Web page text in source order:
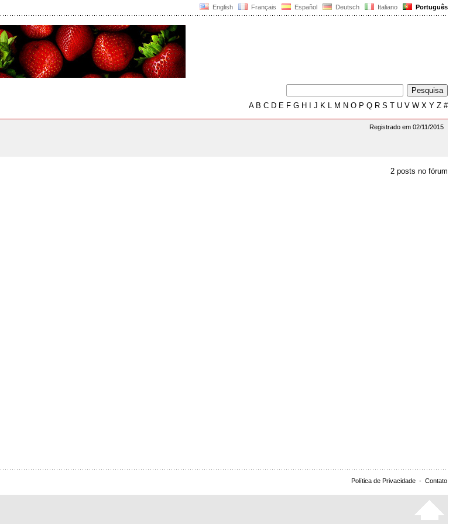
English Français Español Deutsch Italiano Português
AB C D E F G H J K L M N O P Q R S T U V W X Y Z #
Registrado em 02/11/2015
2 posts no fórum
Política de Privacidade - Contato